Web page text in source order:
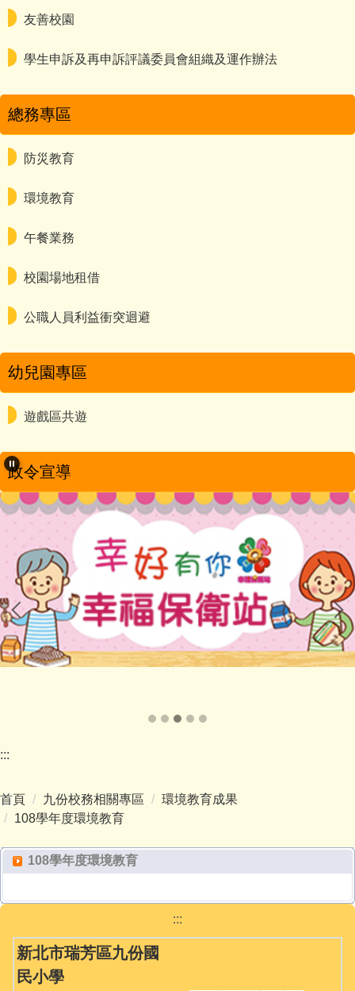
友善校園
學生申訴及再申訴評議委員會組織及運作辦法
總務專區
防災教育
環境教育
午餐業務
校園場地租借
公職人員利益衝突迴避
幼兒園專區
遊戲區共遊
政令宣導
:::
首頁 九份校務相關專區
環境教育成果
108學年度環境教育
108學年度環境教育
:::
新北市瑞芳區九份國
民小學